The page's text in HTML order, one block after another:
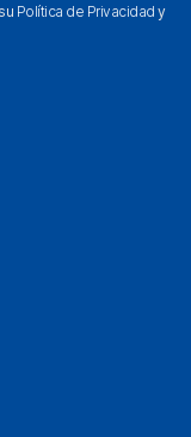
Política de Privacidad y